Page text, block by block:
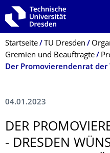
Zur Hauptnavigation springen
Zur Suche springen
Zum Inhalt springen
Breadcrumb-Menü
Startseite TU Dresden
Gremien und Beauftragte
04.01.2023
DER
- DRESDEN